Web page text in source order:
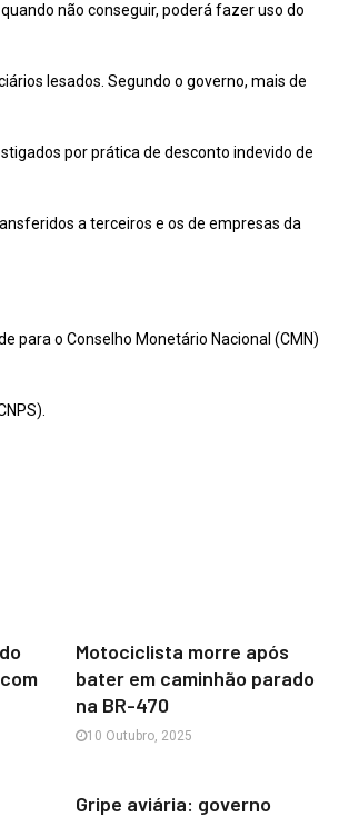
não conseguir, poderá fazer uso do
lesados. Segundo o governo, mais de
por prática de desconto indevido de
a terceiros e os de empresas da
para o Conselho Monetário Nacional (CMN)
Motociclista morre após
bater em caminhão parado
na BR-470
10 Outubro, 2025
Gripe aviária: governo